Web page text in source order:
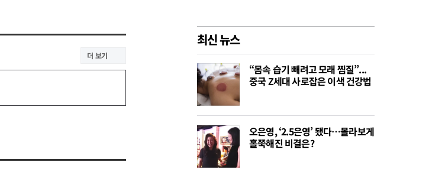
더 보기
최신 뉴스
“몸속 습기 빼려고 모래 찜질”...
중국 Z세대 사로잡은 이색 건강법
오은영, ‘2.5은영’ 됐다…몰라보게
홀쭉해진 비결은?